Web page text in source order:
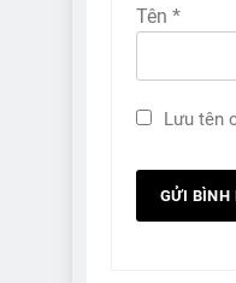
Tên *
Lưu tên